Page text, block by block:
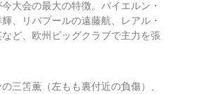
大会の最大の特徴。バイエルン・
、リバプールの遠藤航、レアル・
ど、欧州ビッグクラブで主力を張
三笘薫（左もも裏付近の負傷）、